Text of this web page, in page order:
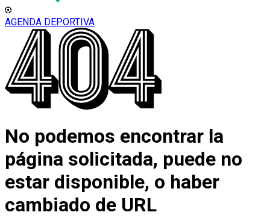
AGENDA DEPORTIVA
No podemos encontrar la
página solicitada, puede no
estar disponible, o haber
cambiado de URL